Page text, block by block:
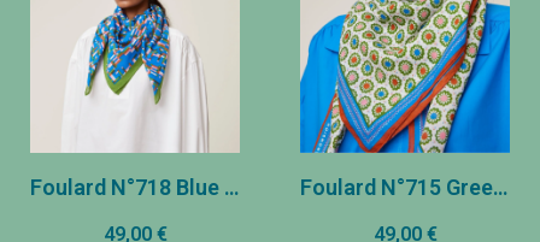
Foulard N°718 Blue Worker
49,00 €
Foulard N°715 Green Tea
49,00 €